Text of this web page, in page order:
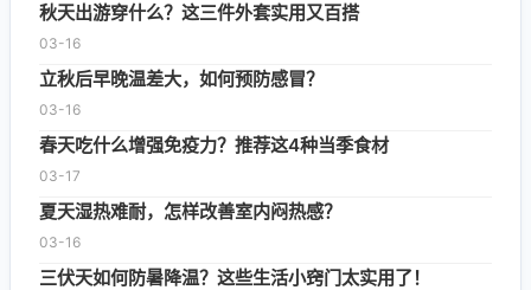
秋天出游穿什么？这三件外套实用又百搭
03-16
立秋后早晚温差大，如何预防感冒？
03-16
春天吃什么增强免疫力？推荐这4种当季食材
03-17
夏天湿热难耐，怎样改善室内闷热感？
03-16
三伏天如何防暑降温？这些生活小窍门太实用了！